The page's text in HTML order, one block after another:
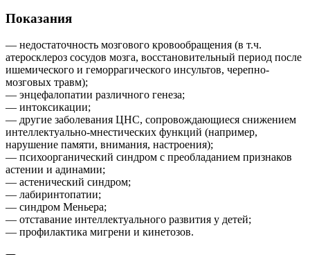
Показания
— недостаточность мозгового кровообращения (в т.ч.
атеросклероз сосудов мозга, восстановительный период после
ишемического и геморрагического инсультов, черепно-
мозговых травм);
— энцефалопатии различного генеза;
— интоксикации;
— другие заболевания ЦНС, сопровождающиеся снижением
интеллектуально-мнестических функций (например,
нарушение памяти, внимания, настроения);
— психоорганический синдром с преобладанием признаков
астении и адинамии;
— астенический синдром;
— лабиринтопатии;
— синдром Меньера;
— отставание интеллектуального развития у детей;
— профилактика мигрени и кинетозов.